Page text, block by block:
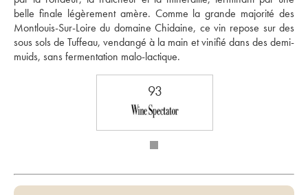
belle finale légèrement amère. Comme la grande majorité des
Montlouis-Sur-Loire du domaine Chidaine, ce vin repose sur des
sous sols de Tuffeau, vendangé à la main et vinifié dans des demi-
muids, sans fermentation malo-lactique.
93